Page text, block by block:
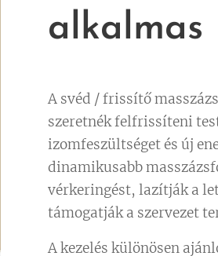
alkalmas
A svéd / frissítő
szeretnék felfrissíteni
izomfeszültséget és új
dinamikusabb
vérkeringést, lazítják a
támogatják a szervezet
A kezelés különösen